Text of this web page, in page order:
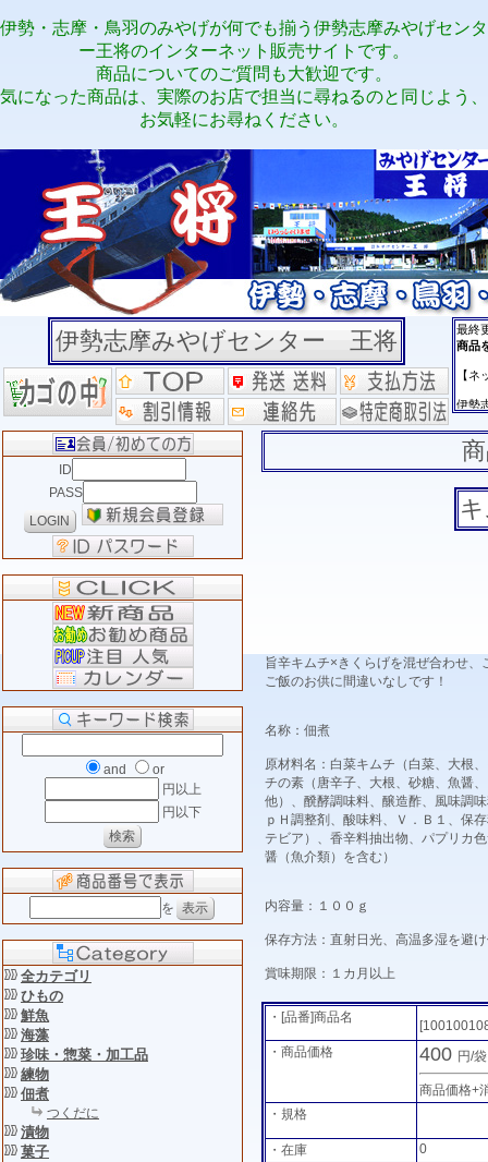
伊勢・志摩・鳥羽のみやげが何でも揃う伊勢志摩みやげセンタ
ー王将のインターネット販売サイトです。
商品についてのご質問も大歓迎です。
気になった商品は、実際のお店で担当に尋ねるのと同じよう、
お気軽にお尋ねください。
伊勢志摩みやげセンター 王将
ID
PASS
and
or
円以上
円以下
を
全カテゴリ
ひもの
鮮魚
海藻
珍味・惣菜・加工品
練物
佃煮
つくだに
漬物
菓子
旨辛キムチ×きくらげを混ぜ合わせ、
ご飯のお供に間違いなしです！
名称：佃煮
原材料名：白菜キムチ（白菜、大根
チの素（唐辛子、大根、砂糖、魚醤
他）、醗酵調味料、醸造酢、風味調
ｐＨ調整剤、酸味料、Ｖ．Ｂ１、保
テビア）、香辛料抽出物、パプリカ
醤（魚介類）を含む）
内容量：１００ｇ
保存方法：直射日光、高温多湿を避
賞味期限：１カ月以上
・[品番]商品名
・商品価格
400 円/
商品価格+
・規格
・在庫
0